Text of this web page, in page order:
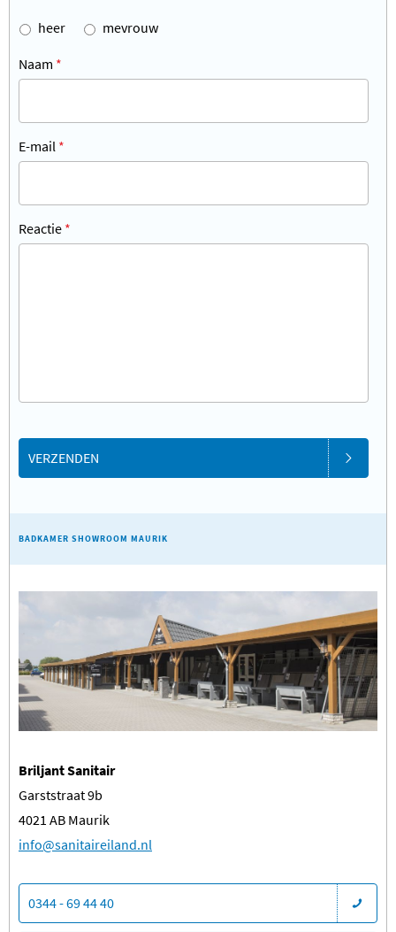
heer mevrouw
Naam *
E-mail *
Reactie *
VERZENDEN
BADKAMER SHOWROOM MAURIK
Briljant Sanitair
Garststraat 9b
4021 AB Maurik
​info@sanitaireiland.nl
0344 - 69 44 40